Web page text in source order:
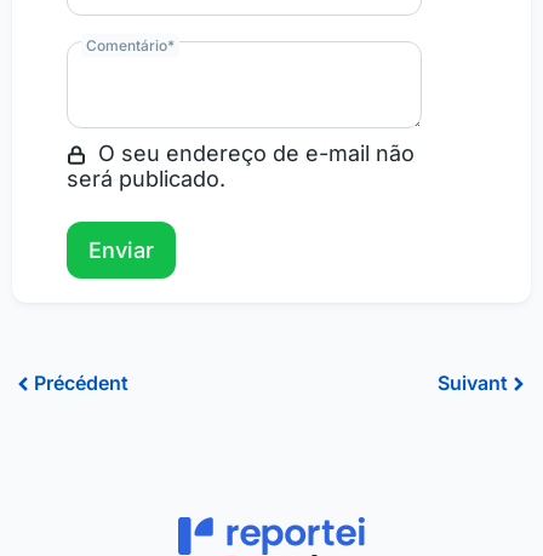
Comentário*
O seu endereço de e-mail não
será publicado.
Précédent
Précédent Suivant